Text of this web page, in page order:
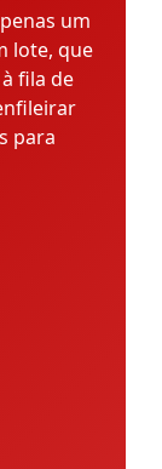
um
lote, que
fila de
para